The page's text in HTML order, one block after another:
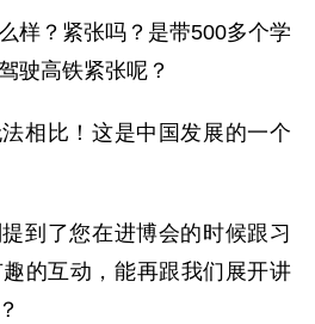
样？紧张吗？是带500多个学
驶高铁紧张呢？
相比！这是中国发展的一个
到了您在进博会的时候跟习
的互动，能再跟我们展开讲